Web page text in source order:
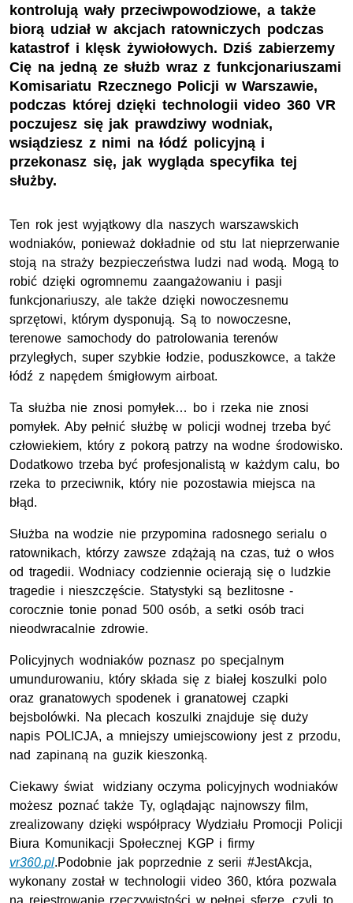
kontrolują wały przeciwpowodziowe, a także
biorą udział w akcjach ratowniczych podczas
katastrof i klęsk żywiołowych. Dziś zabierzemy
Cię na jedną ze służb wraz z funkcjonariuszami
Komisariatu Rzecznego Policji w Warszawie,
podczas której dzięki technologii video 360 VR
poczujesz się jak prawdziwy wodniak,
wsiądziesz z nimi na łódź policyjną i
przekonasz się, jak wygląda specyfika tej
służby.
Ten rok jest wyjątkowy dla naszych warszawskich
wodniaków, ponieważ dokładnie od stu lat nieprzerwanie
stoją na straży bezpieczeństwa ludzi nad wodą. Mogą to
robić dzięki ogromnemu zaangażowaniu i pasji
funkcjonariuszy, ale także dzięki nowoczesnemu
sprzętowi, którym dysponują. Są to nowoczesne,
terenowe samochody do patrolowania terenów
przyległych, super szybkie łodzie, poduszkowce, a także
łódź z napędem śmigłowym airboat.
Ta służba nie znosi pomyłek… bo i rzeka nie znosi
pomyłek. Aby pełnić służbę w policji wodnej trzeba być
człowiekiem, który z pokorą patrzy na wodne środowisko.
Dodatkowo trzeba być profesjonalistą w każdym calu, bo
rzeka to przeciwnik, który nie pozostawia miejsca na
błąd.
Służba na wodzie nie przypomina radosnego serialu o
ratownikach, którzy zawsze zdążają na czas, tuż o włos
od tragedii. Wodniacy codziennie ocierają się o ludzkie
tragedie i nieszczęście. Statystyki są bezlitosne -
corocznie tonie ponad 500 osób, a setki osób traci
nieodwracalnie zdrowie.
Policyjnych wodniaków poznasz po specjalnym
umundurowaniu, który składa się z białej koszulki polo
oraz granatowych spodenek i granatowej czapki
bejsbolówki. Na plecach koszulki znajduje się duży
napis POLICJA, a mniejszy umiejscowiony jest z przodu,
nad zapinaną na guzik kieszonką.
Ciekawy świat widziany oczyma policyjnych wodniaków
możesz poznać także Ty, oglądając najnowszy film,
zrealizowany dzięki współpracy Wydziału Promocji Policji
Biura Komunikacji Społecznej KGP i firmy
vr360.pl.Podobnie jak poprzednie z serii #JestAkcja,
wykonany został w technologii video 360, która pozwala
na rejestrowanie rzeczywistości w pełnej sferze, czyli to